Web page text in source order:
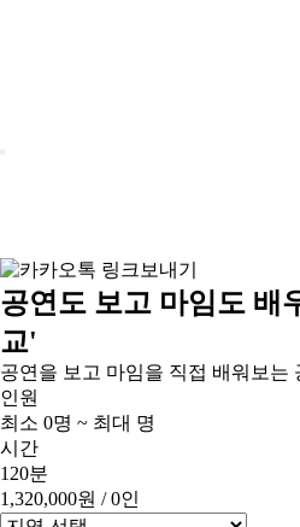
공연도 보고 마임도 배
교'
공연을 보고 마임을 직접 배워보는
인원
최소 0명 ~ 최대 명
시간
120분
1,320,000원 / 0인